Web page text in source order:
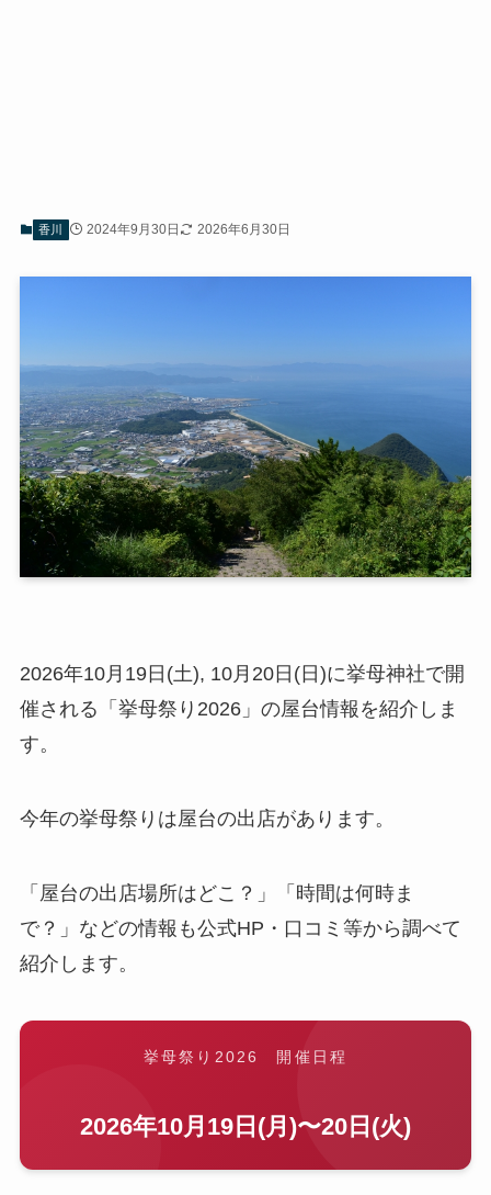
香川 2024年9月30日 2026年6月30日
2026年10月19日(土), 10月20日(日)に挙母神社で開
催される「挙母祭り2026」の屋台情報を紹介しま
す。
今年の挙母祭りは屋台の出店があります。
「屋台の出店場所はどこ？」「時間は何時ま
で？」などの情報も公式HP・口コミ等から調べて
紹介します。
挙母祭り2026 開催日程
2026年10月19日(月)〜20日(火)